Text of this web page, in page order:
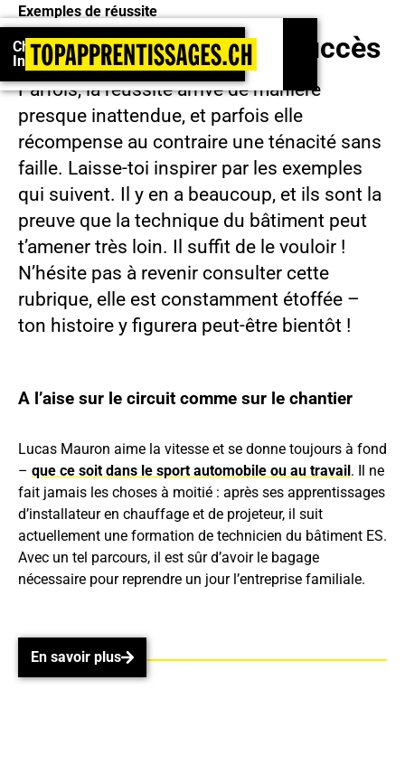
Championnats suisses 2026 : Inscrivez-vous !
Championnats suisses 2026 :
Inscrivez-vous !
Exemples de réussite
Des premiers pas au succès
Parfois, la réussite arrive de manière
presque inattendue, et parfois elle
récompense au contraire une ténacité sans
faille. Laisse-toi inspirer par les exemples
qui suivent. Il y en a beaucoup, et ils sont la
preuve que la technique du bâtiment peut
t’amener très loin. Il suffit de le vouloir !
N’hésite pas à revenir consulter cette
rubrique, elle est constamment étoffée –
ton histoire y figurera peut-être bientôt !
A l’aise sur le circuit comme sur le chantier
Lucas Mauron aime la vitesse et se donne toujours à fond
– que ce soit dans le sport automobile ou au travail. Il ne
fait jamais les choses à moitié : après ses apprentissages
d’installateur en chauffage et de projeteur, il suit
actuellement une formation de technicien du bâtiment ES.
Avec un tel parcours, il est sûr d’avoir le bagage
nécessaire pour reprendre un jour l’entreprise familiale.
En savoir plus
En savoir plus